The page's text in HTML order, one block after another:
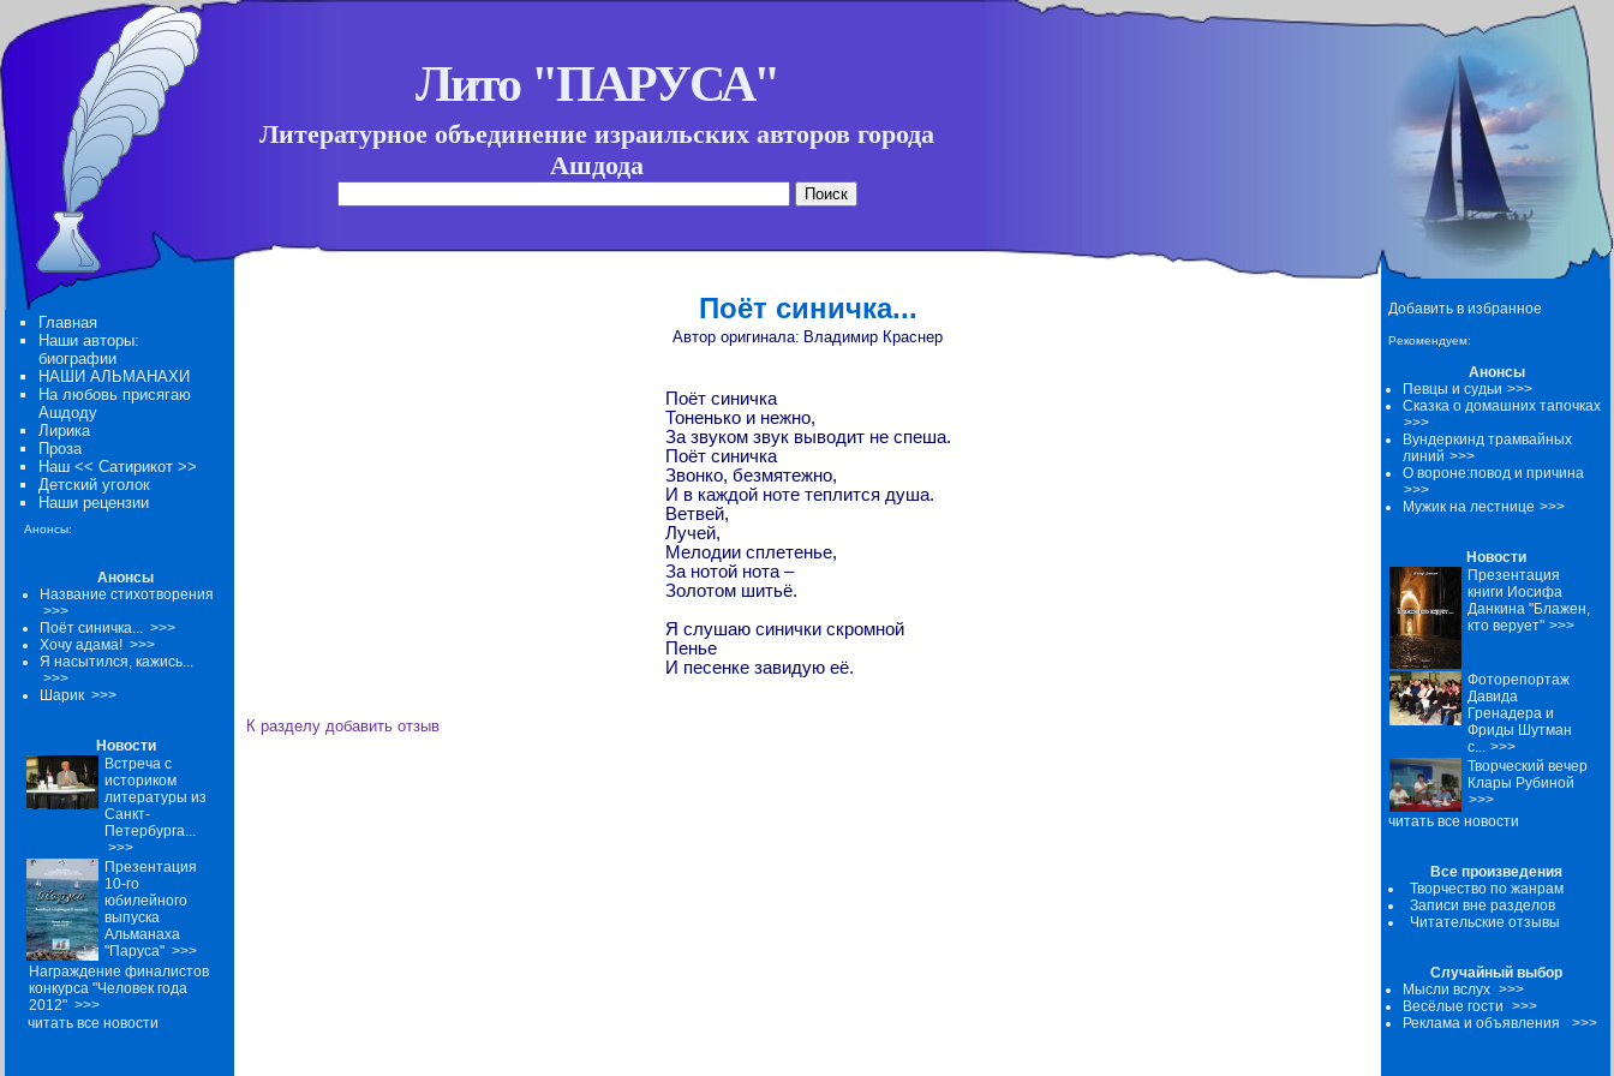
Лито "ПАРУСА"
Литературное объединение израильских авторов города
Ашдода
Добавить в избранное
Рекомендуем:
Анонсы
Певцы и судьи >>>
Сказка о домашних тапочках
>>>
Вундеркинд трамвайных
линий >>>
О вороне:повод и причина
>>>
Мужик на лестнице >>>
Новости
Презентация
книги Иосифа
Данкина "Блажен,
кто верует" >>>
Фоторепортаж
Давида
Гренадера и
Фриды Шутман
с... >>>
Творческий вечер
Клары Рубиной
>>>
читать все новости
Все произведения
Творчество по жанрам
Записи вне разделов
Читательские отзывы
Случайный выбор
Мысли вслух >>>
Весёлые гости >>>
Реклама и объявления >>>
Главная
Наши авторы:
биографии
НАШИ АЛЬМАНАХИ
На любовь присягаю
Ашдоду
Лирика
Проза
Наш << Сатирикот >>
Детский уголок
Наши рецензии
Анонсы:
Анонсы
Название стихотворения
>>>
Поёт синичка... >>>
Хочу адама! >>>
Я насытился, кажись...
>>>
Шарик >>>
Новости
Встреча с
историком
литературы из
Санкт-
Петербурга...
>>>
Презентация
10-го
юбилейного
выпуска
Альманаха
"Паруса" >>>
Награждение финалистов
конкурса "Человек года
2012" >>>
читать все новости
Поёт синичка...
Автор оригинала: Владимир Краснер
Поёт синичка
Тоненько и нежно,
За звуком звук выводит не спеша.
Поёт синичка
Звонко, безмятежно,
И в каждой ноте теплится душа.
Ветвей,
Лучей,
Мелодии сплетенье,
За нотой нота –
Золотом шитьё.
Я слушаю синички скромной
Пенье
И песенке завидую её.
К разделу добавить отзыв